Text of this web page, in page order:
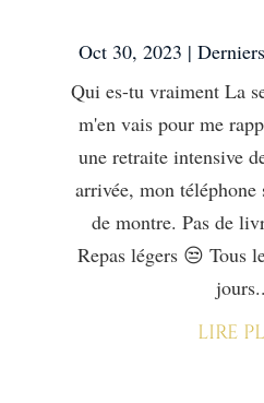
Oct 30, 2023 |
Qui es-tu vraiment La
m'en vais pour me
une retraite intensive
arrivée, mon téléphone
de montre. Pas de
Repas légers 😒 Tous
lire